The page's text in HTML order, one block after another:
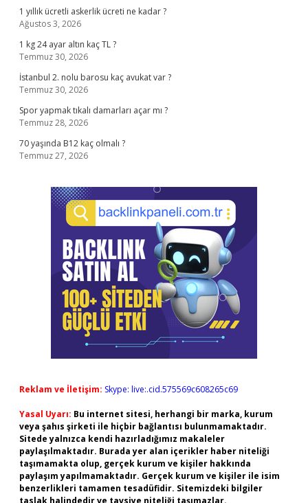
1 yıllık ücretli askerlik ücreti ne kadar ?
Ağustos 3, 2026
1 kg 24 ayar altın kaç TL ?
Temmuz 30, 2026
İstanbul 2. nolu barosu kaç avukat var ?
Temmuz 30, 2026
Spor yapmak tıkalı damarları açar mı ?
Temmuz 28, 2026
70 yaşında B12 kaç olmalı ?
Temmuz 27, 2026
Reklam ve İletişim: Skype: live:.cid.575569c608265c69
Yasal Uyarı: Bu internet sitesi, herhangi bir marka, kurum
veya şahıs şirketi ile hiçbir bağlantısı bulunmamaktadır.
Sitede yalnızca kendi hazırladığımız makaleler
paylaşılmaktadır. Burada yer alan içerikler haber niteliği
taşımamakta olup, gerçek kurum ve kişiler hakkında
paylaşım yapılmamaktadır. Gerçek kurum ve kişiler ile isim
benzerlikleri tamamen tesadüfidir. Sitemizdeki bilgiler
taslak halindedir ve tavsiye niteliği taşımazlar.